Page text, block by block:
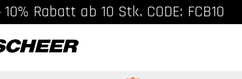
dich für 8% Rabatt, Code: FCNEW8
Rabatt ab 10 Stk. CODE: FCB10